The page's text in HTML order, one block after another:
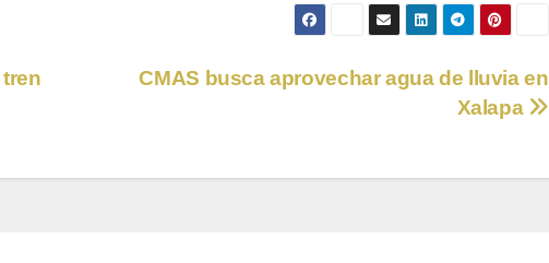
CMAS busca aprovechar agua de lluvia en
Xalapa